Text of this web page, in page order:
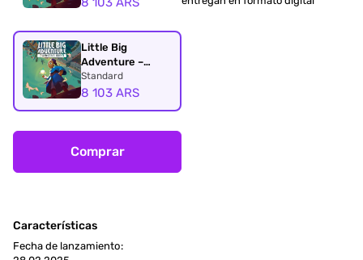
Little Big
Adventure –
Twinsen’s Quest
PS4 & PS5
Standard
8 103 ARS
Comprar
Características
Fecha de lanzamiento: